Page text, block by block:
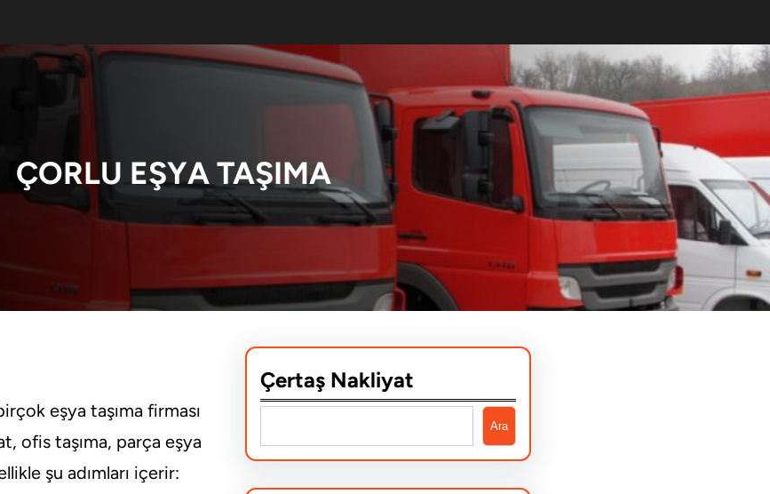
ÇORLU EŞYA TAŞIMA
eşya taşıma firması
ofis taşıma, parça eşya
şu adımları içerir:
Çertaş Nakliyat
e
a
Ara